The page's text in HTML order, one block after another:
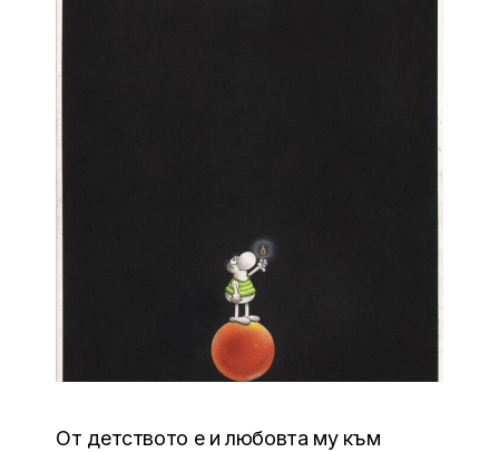
От детството е и любовта му към